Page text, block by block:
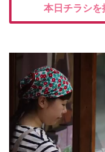
本日チラシを